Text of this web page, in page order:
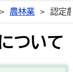
> 農林業 > 認定
ついて